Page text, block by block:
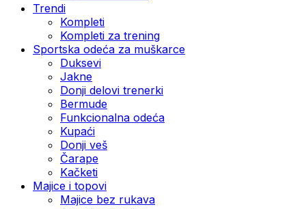
Trendi
Kompleti
Kompleti za trening
Sportska odeća za muškarce
Duksevi
Jakne
Donji delovi trenerki
Bermude
Funkcionalna odeća
Kupaći
Donji veš
Čarape
Kačketi
Majice i topovi
Majice bez rukava